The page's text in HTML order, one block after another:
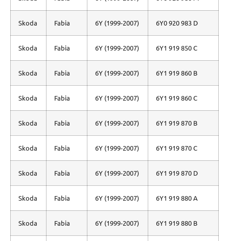
Skoda Fabia 6Y (1999-2007) 6Y0 920 983 D
Skoda Fabia 6Y (1999-2007) 6Y1 919 850 C
Skoda Fabia 6Y (1999-2007) 6Y1 919 860 B
Skoda Fabia 6Y (1999-2007) 6Y1 919 860 C
Skoda Fabia 6Y (1999-2007) 6Y1 919 870 B
Skoda Fabia 6Y (1999-2007) 6Y1 919 870 C
Skoda Fabia 6Y (1999-2007) 6Y1 919 870 D
Skoda Fabia 6Y (1999-2007) 6Y1 919 880 A
Skoda Fabia 6Y (1999-2007) 6Y1 919 880 B